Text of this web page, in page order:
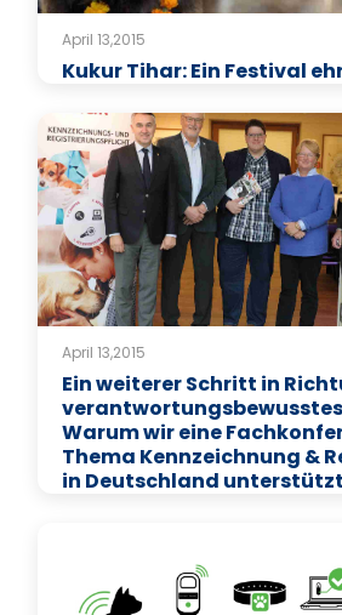
April 13,2015
Kukur Tihar: Ein Festival
April 13,2015
Ein weiterer Schritt in
Warum wir eine
Thema Kennzeichnung &
in Deutschland